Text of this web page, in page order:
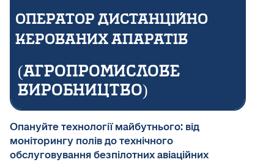
(агропромислове
виробництво)
Оператор дистанційно
керованих апаратів
Опануйте технології майбутнього: від
моніторингу полів до технічного
обслуговування безпілотних авіаційних